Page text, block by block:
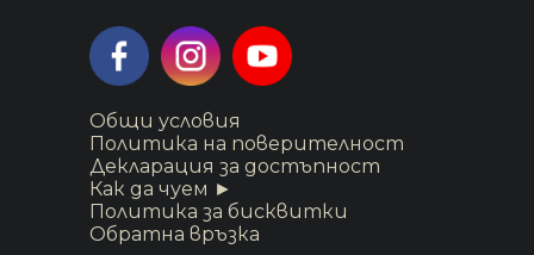
Общи условия
Политика на поверителност
Декларация за достъпност
Как да чуем ►
Политика за бисквитки
Обратна връзка